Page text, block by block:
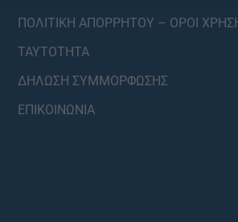
ΠΟΛΙΤΙΚΗ ΑΠΟΡΡΗΤΟΥ – ΟΡΟΙ
ΤΑΥΤΟΤΗΤΑ
ΔΗΛΩΣΗ ΣΥΜΜΟΡΦΩΣΗΣ
ΕΠΙΚΟΙΝΩΝΙΑ